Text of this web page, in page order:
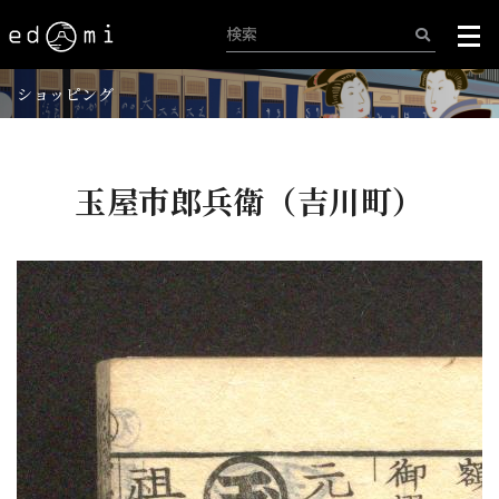
ショッピング
玉屋市郎兵衛（吉川町）
+
-
22/515